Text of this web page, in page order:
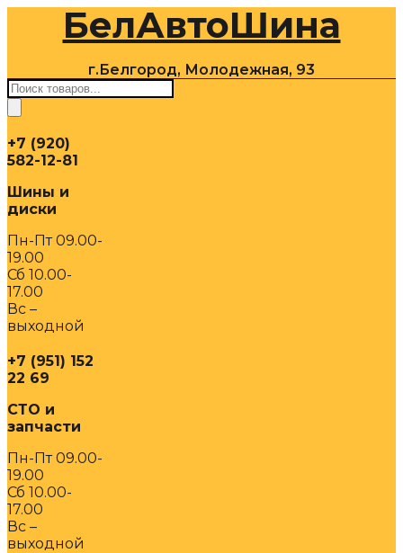
содержимомуБелАвтоШина
г.Белгород, Молодежная, 93
Поиск
товаров
+7 (920)
582-12-81
Шины и
диски
Пн-Пт 09.00-
19.00
Сб 10.00-
17.00
Вс –
выходной
+7 (951) 152
22 69
СТО и
запчасти
Пн-Пт 09.00-
19.00
Сб 10.00-
17.00
Вс –
выходной